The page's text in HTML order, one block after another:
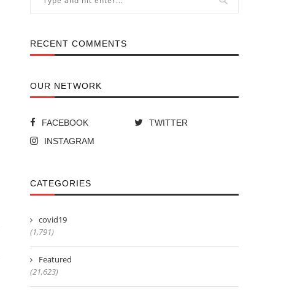
RECENT COMMENTS
OUR NETWORK
FACEBOOK
TWITTER
INSTAGRAM
CATEGORIES
covid19
(1,791)
Featured
(21,623)